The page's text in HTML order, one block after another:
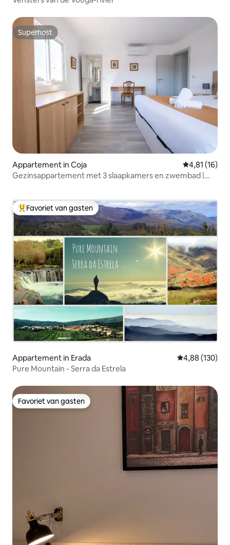
Superhost
Superhost
Appartement in Coja Gemiddelde
4,81 (16)
Gezinsappartement met 3 slaapkamers en zwembad |
Topfavoriet van gasten
Favoriet van gasten
Appartement in Erada Gemiddelde
4,88 (130)
Pure Mountain - Serra da Estrela
Favoriet van gasten
Favoriet van gasten